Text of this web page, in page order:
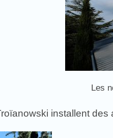
Les
installent